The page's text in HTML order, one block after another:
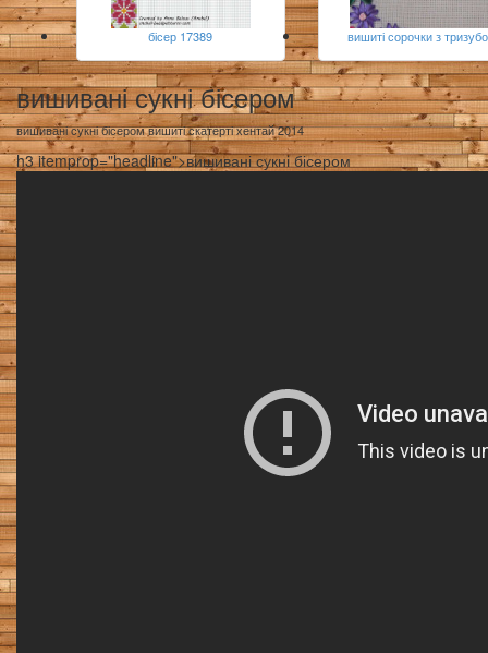
бісер 17389 вишиті сорочки з
вишивані сукні бісером
вишивані сукні бісером вишиті скатерті хентай 2014
h3 itemprop="headline">вишивані сукні бісером